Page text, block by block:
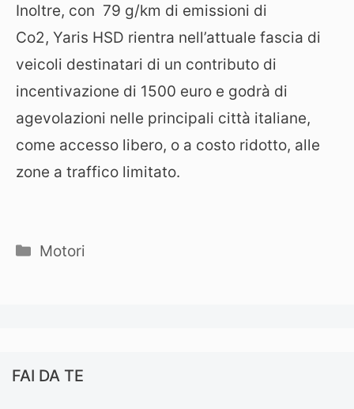
Inoltre, con 79 g/km di emissioni di
Co2, Yaris HSD rientra nell’attuale fascia di
veicoli destinatari di un contributo di
incentivazione di 1500 euro e godrà di
agevolazioni nelle principali città italiane,
come accesso libero, o a costo ridotto, alle
zone a traffico limitato.
Categorie
Motori
FAI DA TE